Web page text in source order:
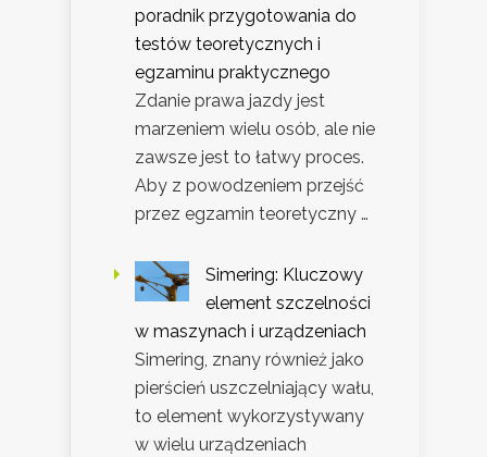
poradnik przygotowania do
testów teoretycznych i
egzaminu praktycznego
Zdanie prawa jazdy jest
marzeniem wielu osób, ale nie
zawsze jest to łatwy proces.
Aby z powodzeniem przejść
przez egzamin teoretyczny …
Simering: Kluczowy
element szczelności
w maszynach i urządzeniach
Simering, znany również jako
pierścień uszczelniający wału,
to element wykorzystywany
w wielu urządzeniach